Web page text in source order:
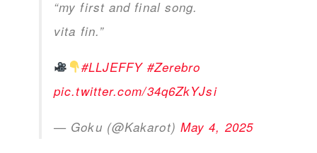
“my first and final song.
vita fin.”
#LLJEFFY #Zerebro
pic.twitter.com/34q6ZkYJsi
— Goku (@Kakarot) May 4, 2025